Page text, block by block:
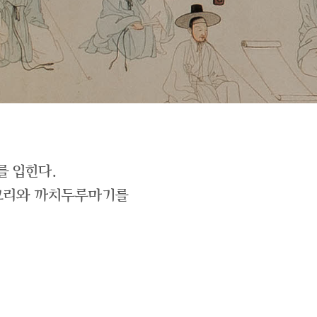
입힌다.
리와 까치두루마기를